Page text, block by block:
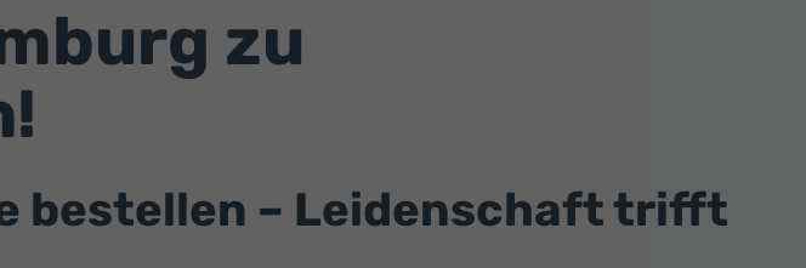
zu
bestellen – Leidenschaft trifft